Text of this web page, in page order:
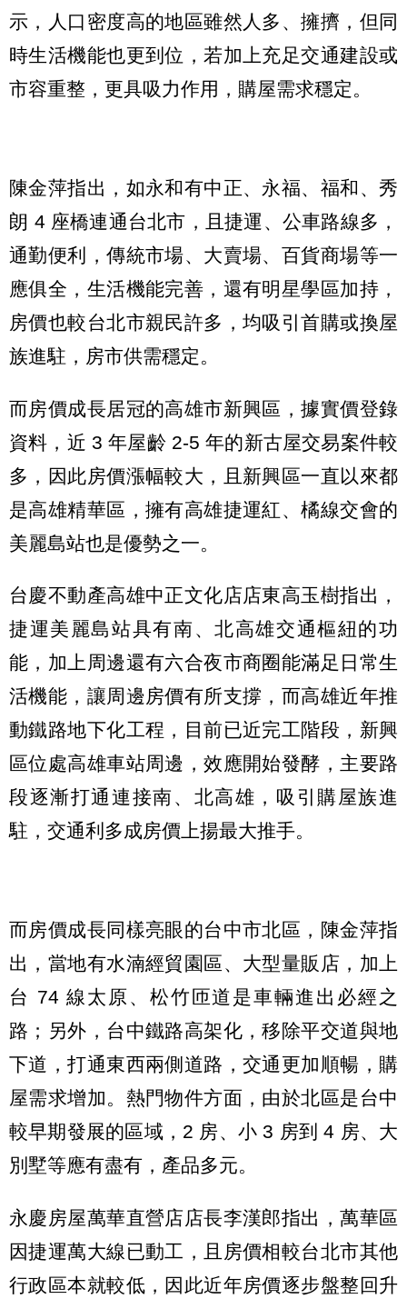
示，人口密度高的地區雖然人多、擁擠，但同
時生活機能也更到位，若加上充足交通建設或
市容重整，更具吸力作用，購屋需求穩定。
陳金萍指出，如永和有中正、永福、福和、秀
朗 4 座橋連通台北市，且捷運、公車路線多，
通勤便利，傳統市場、大賣場、百貨商場等一
應俱全，生活機能完善，還有明星學區加持，
房價也較台北市親民許多，均吸引首購或換屋
族進駐，房市供需穩定。
而房價成長居冠的高雄市新興區，據實價登錄
資料，近 3 年屋齡 2-5 年的新古屋交易案件較
多，因此房價漲幅較大，且新興區一直以來都
是高雄精華區，擁有高雄捷運紅、橘線交會的
美麗島站也是優勢之一。
台慶不動產高雄中正文化店店東高玉樹指出，
捷運美麗島站具有南、北高雄交通樞紐的功
能，加上周邊還有六合夜市商圈能滿足日常生
活機能，讓周邊房價有所支撐，而高雄近年推
動鐵路地下化工程，目前已近完工階段，新興
區位處高雄車站周邊，效應開始發酵，主要路
段逐漸打通連接南、北高雄，吸引購屋族進
駐，交通利多成房價上揚最大推手。
而房價成長同樣亮眼的台中市北區，陳金萍指
出，當地有水湳經貿園區、大型量販店，加上
台 74 線太原、松竹匝道是車輛進出必經之
路；另外，台中鐵路高架化，移除平交道與地
下道，打通東西兩側道路，交通更加順暢，購
屋需求增加。熱門物件方面，由於北區是台中
較早期發展的區域，2 房、小 3 房到 4 房、大
別墅等應有盡有，產品多元。
永慶房屋萬華直營店店長李漢郎指出，萬華區
因捷運萬大線已動工，且房價相較台北市其他
行政區本就較低，因此近年房價逐步盤整回升